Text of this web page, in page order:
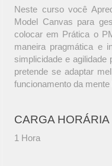
Neste curso você
Model Canvas para
colocar em Prática o
maneira pragmática e
simplicidade e agilidade
pretende se adaptar
funcionamento da mente
CARGA HORÁRIA
1 Hora